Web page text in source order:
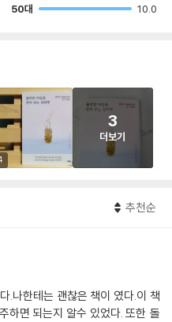
50대
10.0
3
더보기
추천순
.나한테는 괜찮은 책이 였다.이 책
하면 되는지 알수 있었다. 또한 돌